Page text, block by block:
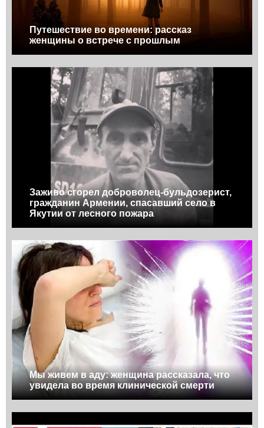
Путешествие во времени: рассказ
женщины о встрече с прошлым
Заживо сгорел доброволец-бульдозерист,
гражданин Армении, спасавший село в
Якутии от лесного пожара
Мы живем в аду: женщина рассказала, что
увидела во время клинической смерти